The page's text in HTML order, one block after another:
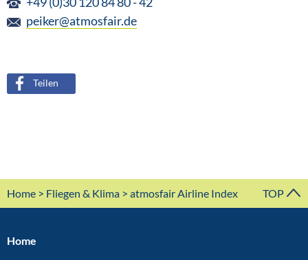
peiker@atmosfair.de
Teilen
Home > Fliegen & Klima > atmosfair Airline Index TOP
Home